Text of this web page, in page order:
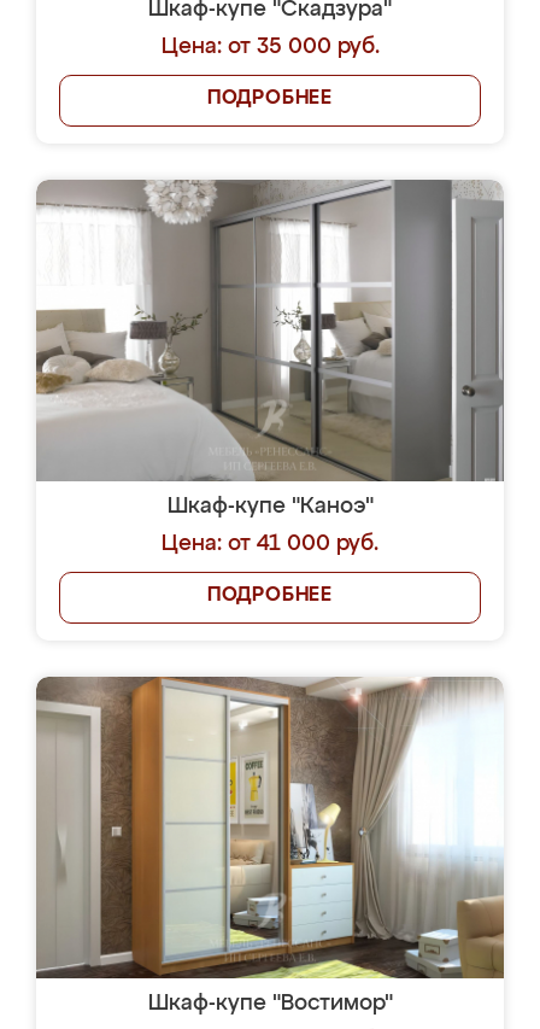
Шкаф-купе "Скадзура"
Цена: от 35 000 руб.
ПОДРОБНЕЕ
Шкаф-купе "Каноэ"
Цена: от 41 000 руб.
ПОДРОБНЕЕ
Шкаф-купе "Востимор"